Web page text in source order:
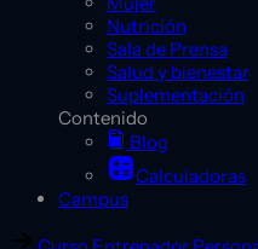
Nutrición
Sala de Prensa
Salud y bienestar
Suplementación
Contenido
Blog
Calculadoras
Campus